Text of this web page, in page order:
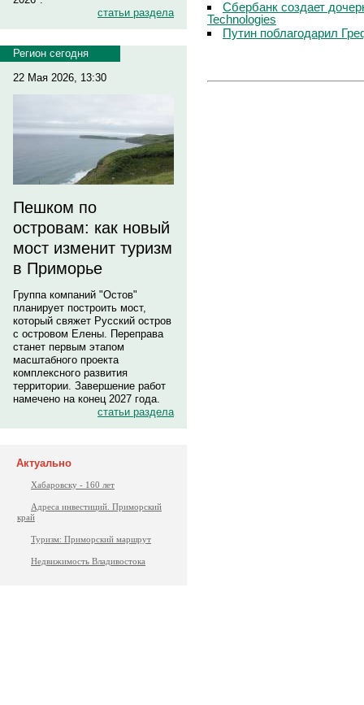
статьи раздела
Регион сегодня
22 Мая 2026, 13:30
Пешком по
островам: как новый
мост изменит туризм
в Приморье
Группа компаний "Остов"
планирует построить мост,
который свяжет Русский остров
с островом Елены. Переправа
станет первым этапом
масштабного проекта
комплексного развития
территории. Завершение работ
намечено на конец 2027 года.
статьи раздела
Актуально
Хабаровску - 160 лет
Адреса инвестиций. Приморский
край
Туризм: Приморский маршрут
Недвижимость Владивостока
Сбербанк создает
Technologies
Путин поблагодарил